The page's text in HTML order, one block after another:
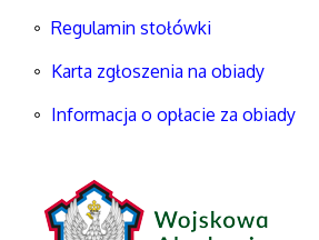
Regulamin stołówki
Karta zgłoszenia na obiady
Informacja o opłacie za obiady